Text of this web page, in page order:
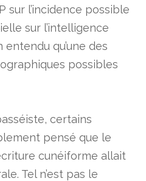
sur l’incidence possible
sur l’intelligence
entendu qu’une des
possibles
certains
pensé que le
cunéiforme allait
Tel n’est pas le